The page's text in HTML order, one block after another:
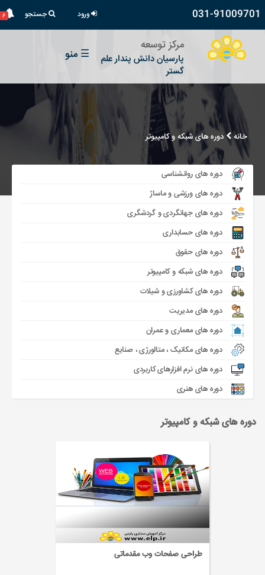
031-91009701 ورود جستجو ۶
مرکز توسعه
پارسیان دانش پندار علم
گستر
☰ منو
خانه دوره های شبکه و کامپیوتر
دوره های روانشناسی
دوره های ورزشی و ماساژ
دوره های جهانگردی و گردشگری
دوره های حسابداری
دوره های حقوق
دوره های شبکه و کامپیوتر
دوره های کشاورزی و شیلات
دوره های مدیریت
دوره های معماری و عمران
دوره های مکانیک ، متالورژی ، صنایع
دوره های نرم افزارهای کاربردی
دوره های هنری
دوره های شبکه و کامپیوتر
طراحی صفحات وب مقدماتی